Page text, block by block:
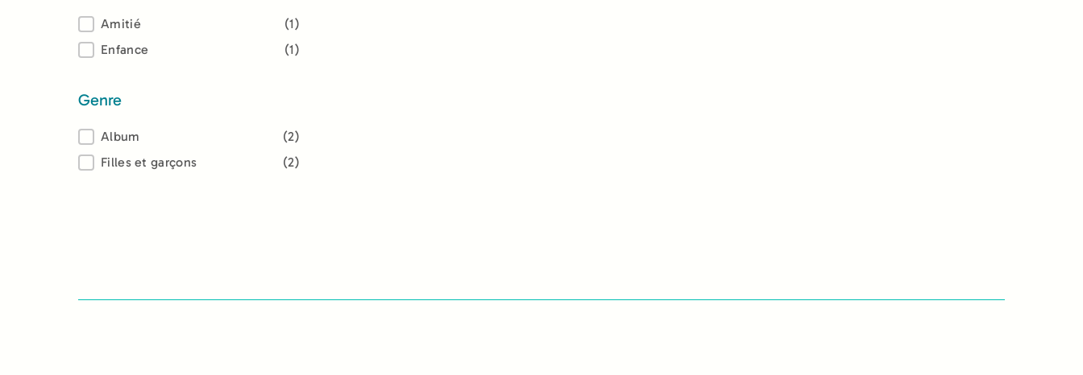
Thème
Amitié
(1)
Enfance
(1)
Genre
Genre
Album
(2)
Filles et garçons
(2)